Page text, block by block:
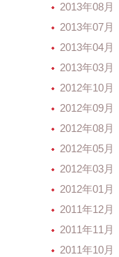
2013年08月
2013年07月
2013年04月
2013年03月
2012年10月
2012年09月
2012年08月
2012年05月
2012年03月
2012年01月
2011年12月
2011年11月
2011年10月